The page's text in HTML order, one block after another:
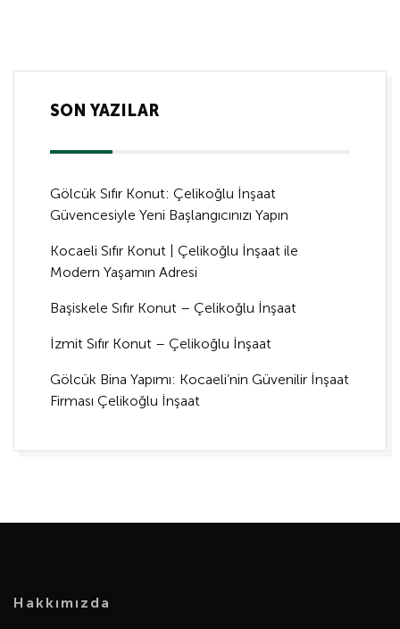
SON YAZILAR
Gölcük Sıfır Konut: Çelikoğlu İnşaat
Güvencesiyle Yeni Başlangıcınızı Yapın
Kocaeli Sıfır Konut | Çelikoğlu İnşaat ile
Modern Yaşamın Adresi
Başiskele Sıfır Konut – Çelikoğlu İnşaat
İzmit Sıfır Konut – Çelikoğlu İnşaat
Gölcük Bina Yapımı: Kocaeli’nin Güvenilir İnşaat
Firması Çelikoğlu İnşaat
Hakkımızda